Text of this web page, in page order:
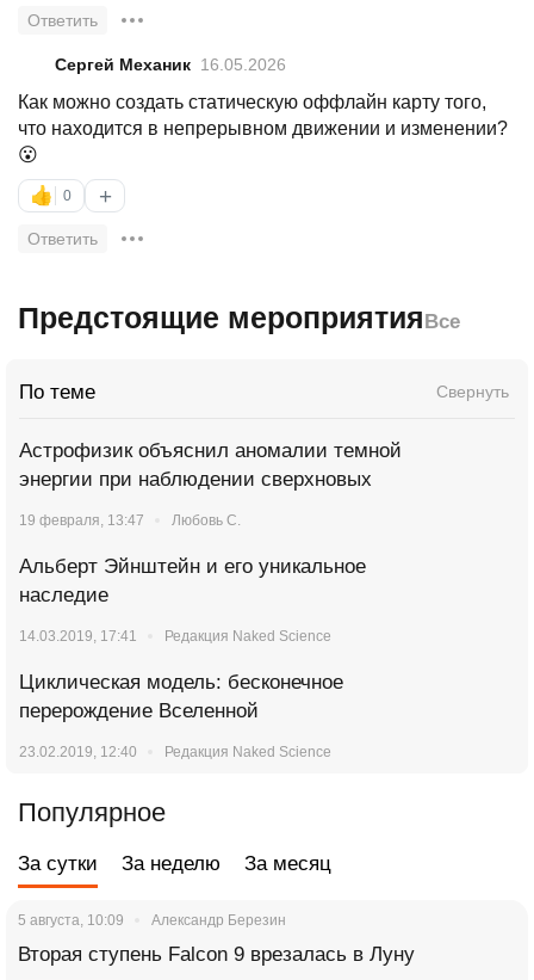
Ответить
Сергей Механик 16.05.2026
Как можно создать статическую оффлайн карту того,
что находится в непрерывном движении и изменении?
😮
👍 0 +
Ответить
Предстоящие мероприятияВсе
По теме Свернуть
Астрофизик объяснил аномалии темной
энергии при наблюдении сверхновых
19 февраля, 13:47 Любовь С.
Альберт Эйнштейн и его уникальное
наследие
14.03.2019, 17:41 Редакция Naked Science
Циклическая модель: бесконечное
перерождение Вселенной
23.02.2019, 12:40 Редакция Naked Science
Популярное
За сутки За неделю За месяц
5 августа, 10:09 Александр Березин
Вторая ступень Falcon 9 врезалась в Луну